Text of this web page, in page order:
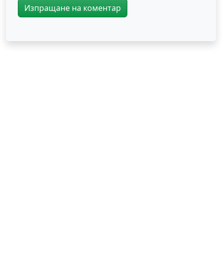
Изпращане на коментар